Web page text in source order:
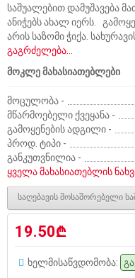
საშუალებით დამუშავება
ანიჭებს ახალ იერს.
არის საზომი ჭიქა.
გაგრძელება...
მოკლე მახასიათებლები
მოცულობა -
მწარმოებელი ქვეყანა -
გამოყენების ადგილი -
პროდ. ტიპი -
განკუთვნილია -
ყველა მახასიათებლის
საღებავის მოსაშორებელი
19.50₾
ხელმისაწვდომობა: